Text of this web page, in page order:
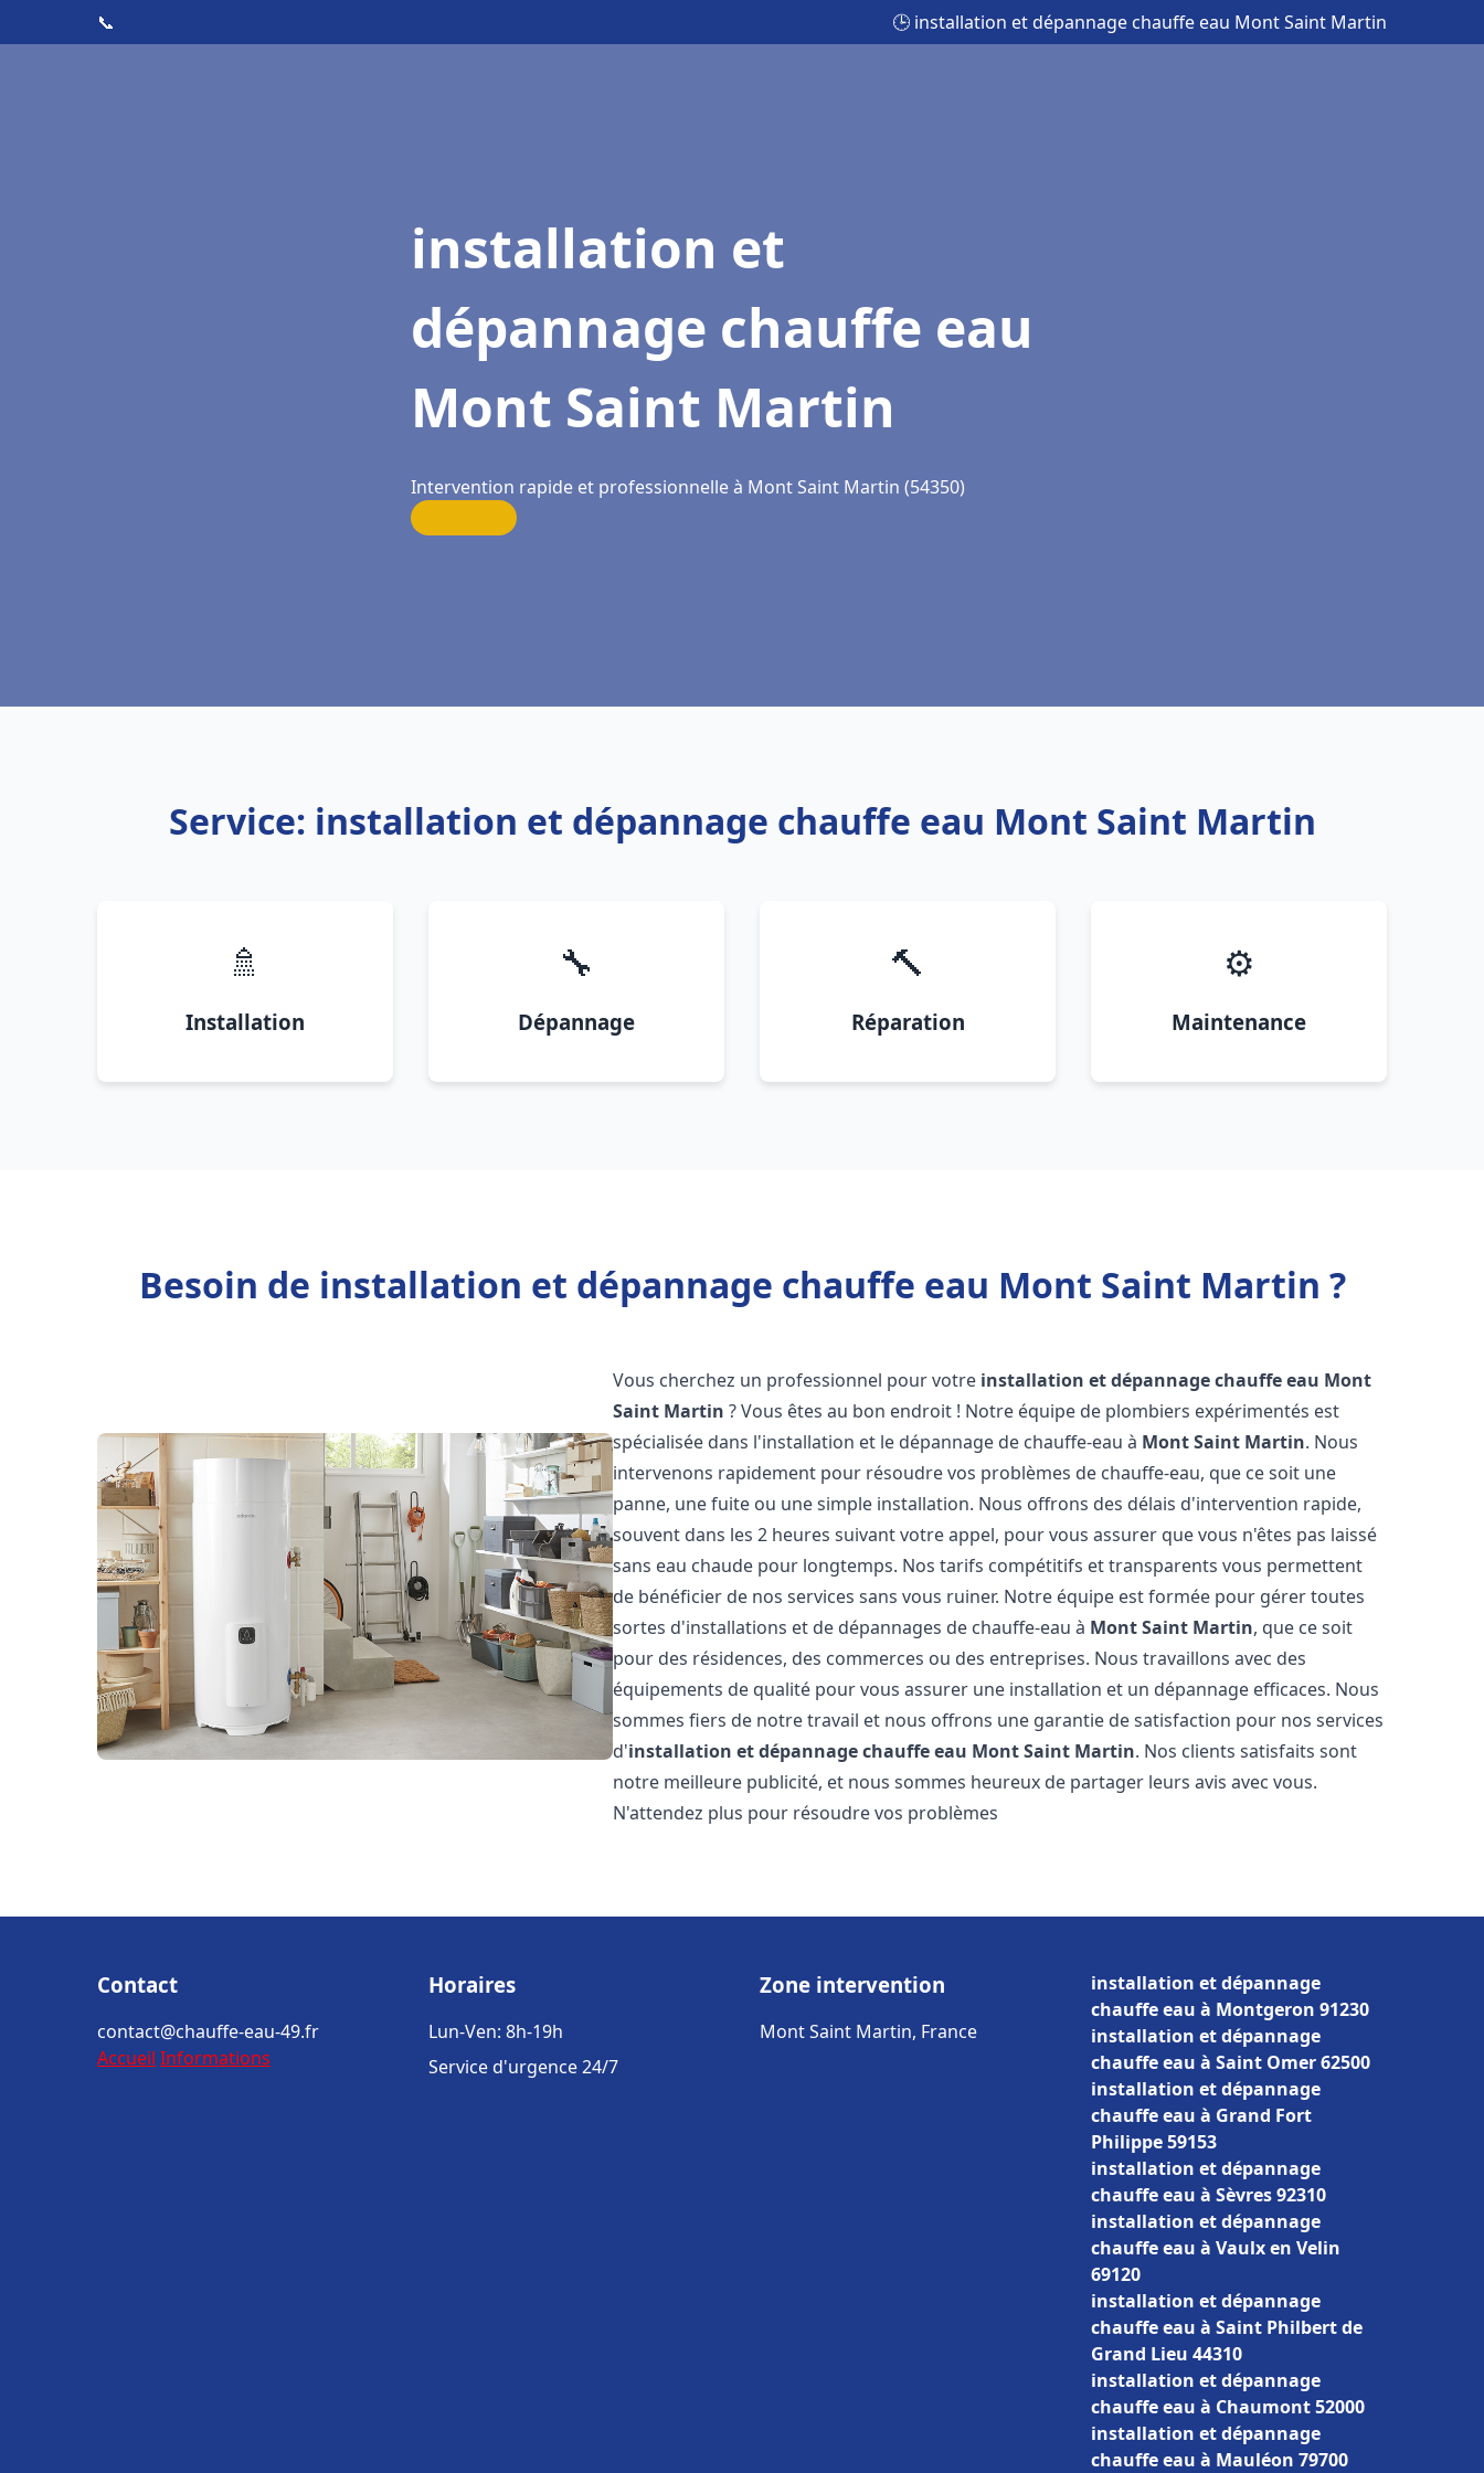
📞 🕒 installation et dépannage chauffe eau Mont Saint Martin
installation et
dépannage chauffe eau
Mont Saint Martin
Intervention rapide et professionnelle à Mont Saint Martin (54350)
Service: installation et dépannage chauffe eau Mont Saint Martin
🚿
Installation
🔧
Dépannage
🔨
Réparation
⚙️
Maintenance
Besoin de installation et dépannage chauffe eau Mont Saint Martin ?
Vous cherchez un professionnel pour votre installation et dépannage chauffe eau Mont
Saint Martin ? Vous êtes au bon endroit ! Notre équipe de plombiers expérimentés est
spécialisée dans l'installation et le dépannage de chauffe-eau à Mont Saint Martin. Nous
intervenons rapidement pour résoudre vos problèmes de chauffe-eau, que ce soit une
panne, une fuite ou une simple installation. Nous offrons des délais d'intervention rapide,
souvent dans les 2 heures suivant votre appel, pour vous assurer que vous n'êtes pas laissé
sans eau chaude pour longtemps. Nos tarifs compétitifs et transparents vous permettent
de bénéficier de nos services sans vous ruiner. Notre équipe est formée pour gérer toutes
sortes d'installations et de dépannages de chauffe-eau à Mont Saint Martin, que ce soit
pour des résidences, des commerces ou des entreprises. Nous travaillons avec des
équipements de qualité pour vous assurer une installation et un dépannage efficaces. Nous
sommes fiers de notre travail et nous offrons une garantie de satisfaction pour nos services
d'installation et dépannage chauffe eau Mont Saint Martin. Nos clients satisfaits sont
notre meilleure publicité, et nous sommes heureux de partager leurs avis avec vous.
N'attendez plus pour résoudre vos problèmes
Contact
contact@chauffe-eau-49.fr
Accueil Informations
Horaires
Lun-Ven: 8h-19h
Service d'urgence 24/7
Zone intervention
Mont Saint Martin, France
installation et dépannage
chauffe eau à Montgeron 91230
installation et dépannage
chauffe eau à Saint Omer 62500
installation et dépannage
chauffe eau à Grand Fort
Philippe 59153
installation et dépannage
chauffe eau à Sèvres 92310
installation et dépannage
chauffe eau à Vaulx en Velin
69120
installation et dépannage
chauffe eau à Saint Philbert de
Grand Lieu 44310
installation et dépannage
chauffe eau à Chaumont 52000
installation et dépannage
chauffe eau à Mauléon 79700